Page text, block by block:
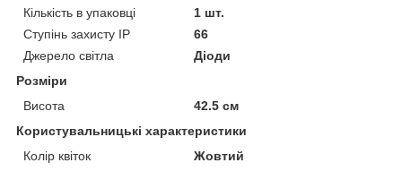
Кількість в упаковці
1 шт.
Ступінь захисту IP
66
Джерело світла
Діоди
Розміри
Висота
42.5 см
Користувальницькі характеристики
Колір квіток
Жовтий